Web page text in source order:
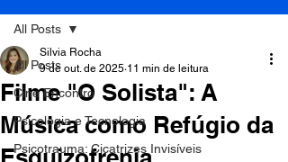
All Posts
Cine Encontro
Psicologia e Tecnologia
Psicotrauma: Cicatrizes Invisíveis
All Posts
Filme "O Solista": A
Música como Refúgio da
Silvia Rocha
9 de out. de 2025 11 min de leitura